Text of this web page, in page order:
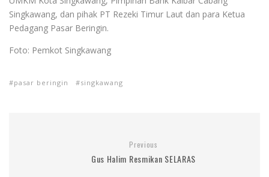
Singkawang, dan pihak PT Rezeki Timur Laut dan para Ketua
Pedagang Pasar Beringin.
Foto: Pemkot Singkawang
pasar beringin singkawang
Previous
Gus Halim Resmikan SELARAS